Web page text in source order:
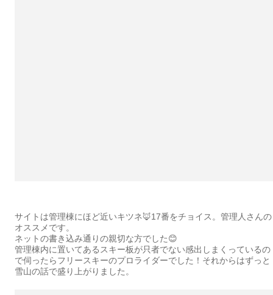
サイトは管理棟にほど近いキツネ🦊17番をチョイス。管理人さんの
オススメです。
ネットの書き込み通りの親切な方でした😊
管理棟内に置いてあるスキー板が只者でない感出しまくっているの
で伺ったらフリースキーのプロライダーでした！それからはずっと
雪山の話で盛り上がりました。